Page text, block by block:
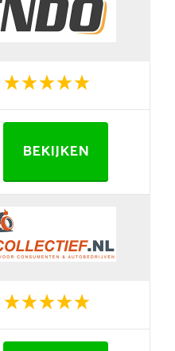
BEKIJKEN